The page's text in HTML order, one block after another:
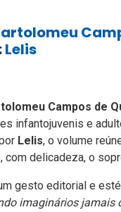
Lelis
Campos de
infantojuvenis e
Lelis, o volume
delicadeza, o
gesto editorial e
imaginários jamais